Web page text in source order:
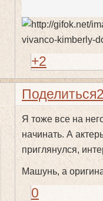
+2
Поделиться
Я тоже все на
начинать. А
приглянулся,
Машунь, а
0